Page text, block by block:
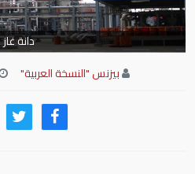
دانة غاز
بيزنس "النسخة العربية"